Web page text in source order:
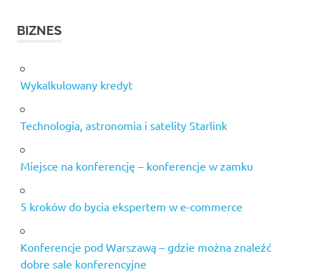
BIZNES
Wykalkulowany kredyt
Technologia, astronomia i satelity Starlink
Miejsce na konferencję – konferencje w zamku
5 kroków do bycia ekspertem w e-commerce
Konferencje pod Warszawą – gdzie można znaleźć
dobre sale konferencyjne